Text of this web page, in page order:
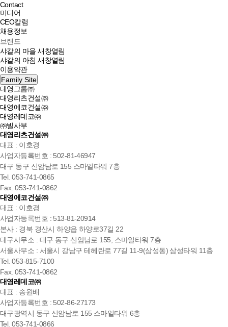
Contact
미디어
CEO칼럼
채용정보
브랜드
샤갈의 마을새창열림
샤갈의 아침새창열림
이용약관
Family Site
대영그룹㈜
대영리츠건설㈜
대영에코건설㈜
대영레데코㈜
㈜빌사부
대영리츠건설㈜
대표 : 이호경
사업자등록번호 : 502-81-46947
대구 동구 신암남로 155 스마일타워 7층
Tel. 053-741-0865
Fax. 053-741-0862
대영에코건설㈜
대표 : 이호경
사업자등록번호 : 513-81-20914
본사 : 경북 경산시 하양읍 하양로37길 22
대구사무소 : 대구 동구 신암남로 155, 스마일타워 7층
서울사무소 : 서울시 강남구 테헤란로 77길 11-9(삼성동) 삼성타워 11층
Tel. 053-815-7100
Fax. 053-741-0862
대영레데코㈜
대표 : 송원배
사업자등록번호 : 502-86-27173
대구광역시 동구 신암남로 155 스마일타워 6층
Tel. 053-741-0866